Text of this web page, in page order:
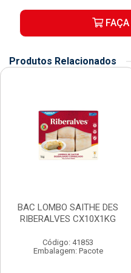
FAÇA
Produtos Relacionados
BAC LOMBO SAITHE DES
RIBERALVES CX10X1KG
Código: 41853
Embalagem: Pacote